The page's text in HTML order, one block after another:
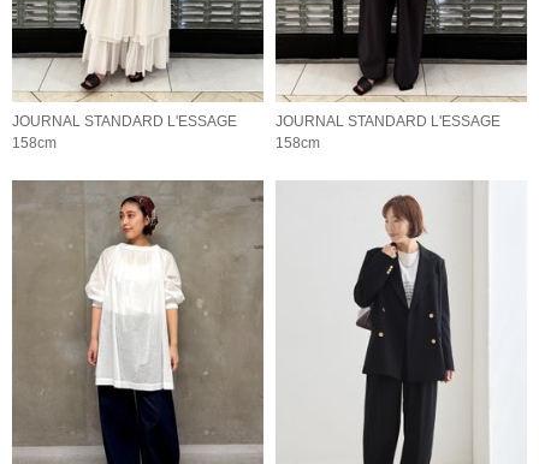
JOURNAL STANDARD L'ESSAGE
158cm
JOURNAL STANDARD L'ESSAGE
158cm